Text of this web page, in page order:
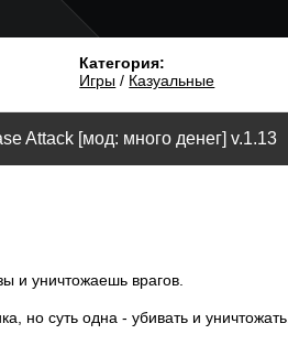
Категория:
Игры / Казуальные
Attack [мод: много денег] v.1.13
и уничтожаешь врагов.
но суть одна - убивать и уничтожать.